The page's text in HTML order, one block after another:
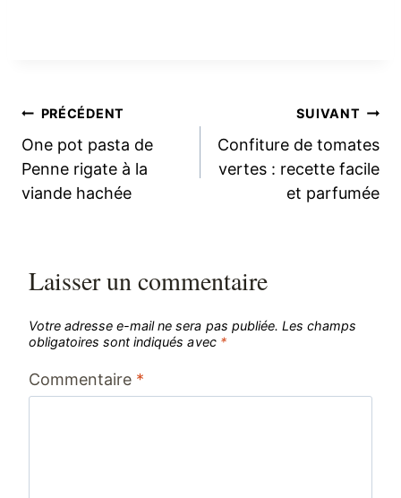
Navigation
de
l’article
PRÉCÉDENT
One pot pasta de
Penne rigate à la
viande hachée
SUIVANT
Confiture de tomates
vertes : recette facile
et parfumée
Laisser un commentaire
Votre adresse e-mail ne sera pas publiée. Les champs
obligatoires sont indiqués avec *
Commentaire *